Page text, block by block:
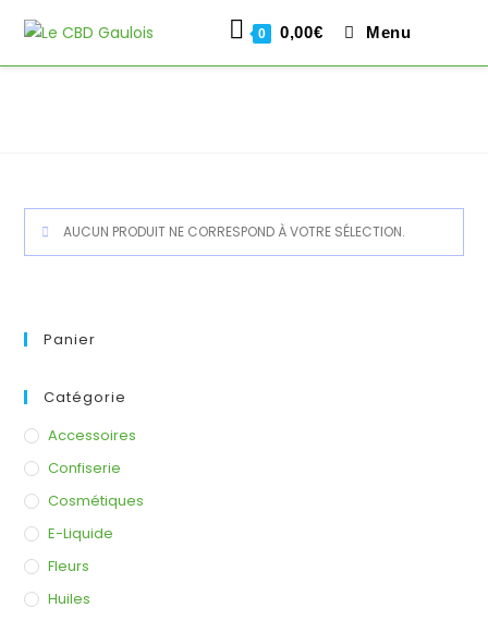
0 0,00€ Menu
AUCUN PRODUIT NE CORRESPOND À VOTRE SÉLECTION.
Panier
Catégorie
Accessoires
Confiserie
Cosmétiques
E-Liquide
Fleurs
Huiles